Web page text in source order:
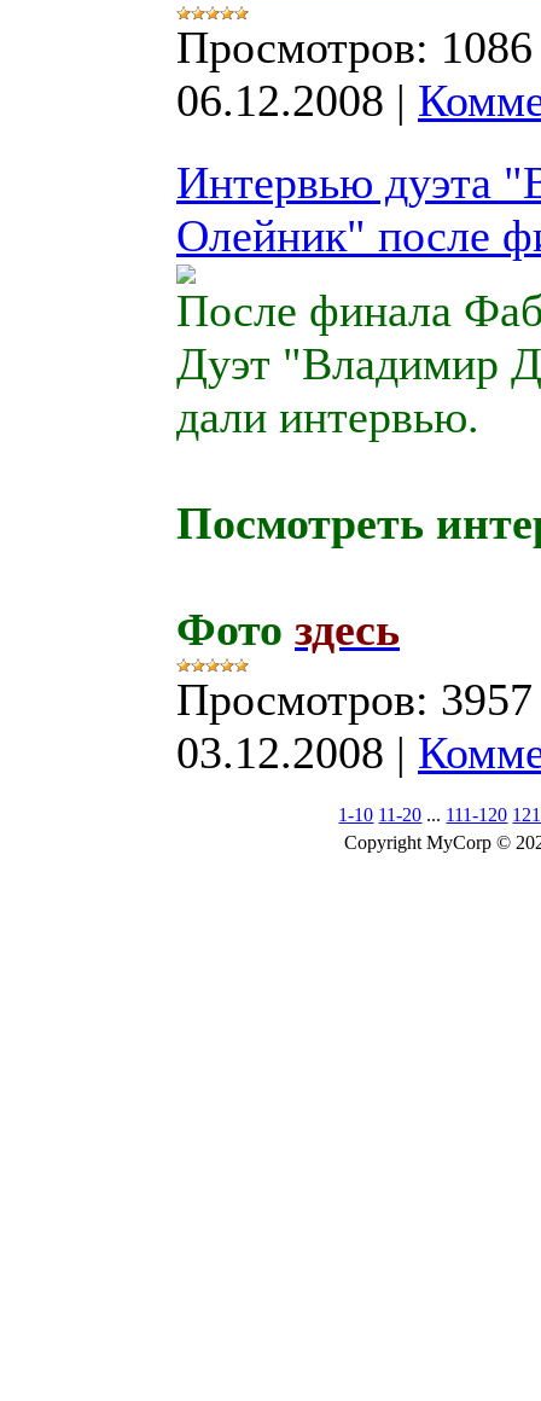
Просмотров: 1086
06.12.2008 |
Интервью дуэта
Олейник" после
После финала
Дуэт "Владимир
дали интервью.
Посмотреть
Фото здесь
Просмотров: 3957
03.12.2008 |
1-10 11-20 ... 111-120
Copyright MyCorp ©